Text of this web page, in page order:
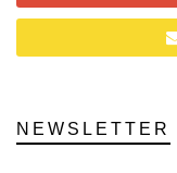
NEWSLETTER